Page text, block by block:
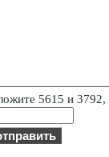
5615 и 3792,